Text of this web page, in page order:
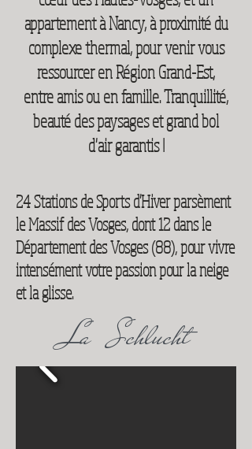
appartement à Nancy, à proximité du
complexe thermal, pour venir vous
ressourcer en Région Grand-Est,
entre amis ou en famille. Tranquillité,
beauté des paysages et grand bol
d'air garantis !
24 Stations de Sports d'Hiver parsèment
le Massif des Vosges, dont 12 dans le
Département des Vosges (88), pour vivre
intensément votre passion pour la neige
et la glisse.
La Schlucht